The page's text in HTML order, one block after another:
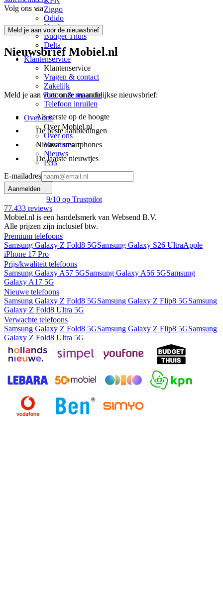
Ziggo
Odido
Youfone
Budget Thuis
Delta
Klantenservice
Klantenservice
Vragen & contact
Zakelijk
Retour & reparatie
Telefoon inruilen
Over ons
Over Mobiel.nl
Over ons
Vacatures
Nieuws
Pers
Volg ons via
Meld je aan voor de nieuwsbrief
Nieuwsbrief Mobiel.nl
Meld je aan voor onze maandelijkse nieuwsbrief:
Als eerste op de hoogte
De beste aanbiedingen
Nieuwe smartphones
De laatste nieuwtjes
E-mailadres
Aanmelden
9/10 op Trustpilot
77.433 reviews
Mobiel.nl is een handelsmerk van Websend B.V.
Alle prijzen zijn inclusief btw.
Premium telefoons
Samsung Galaxy Z Fold8 5GSamsung Galaxy S26 UltraApple
iPhone 17 Pro
Prijs/kwaliteit telefoons
Samsung Galaxy A57 5GSamsung Galaxy A56 5GSamsung
Galaxy A17 5G
Nieuwe telefoons
Samsung Galaxy Z Fold8 5GSamsung Galaxy Z Flip8 5GSamsung
Galaxy Z Fold8 Ultra 5G
Verwachte telefoons
Samsung Galaxy Z Fold8 5GSamsung Galaxy Z Flip8 5GSamsung
Galaxy Z Fold8 Ultra 5G